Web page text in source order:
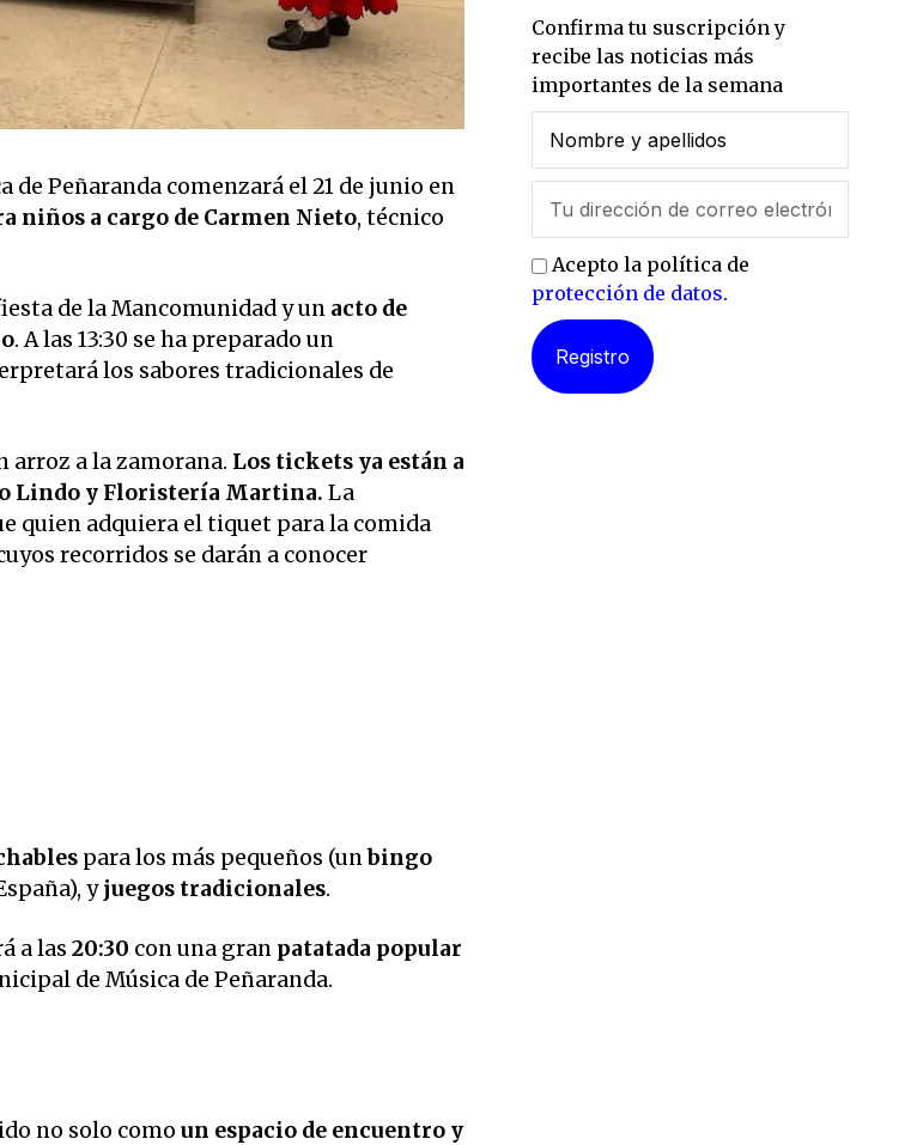
Peñaranda comenzará el 21 de junio en
niños a cargo de Carmen Nieto, técnico
de la Mancomunidad y un acto de
. A las 13:30 se ha preparado un
los sabores tradicionales de
arroz a la zamorana. Los tickets ya están a
Lindo y Floristería Martina. La
quien adquiera el tiquet para la comida
recorridos se darán a conocer
para los más pequeños (unbingo
yjuegos tradicionales.
a las 20:30 con una gran patatada popular
de Música de Peñaranda.
no solo como un espacio de encuentro y
Confirma tu suscripción y
recibe las noticias más
importantes de la semana
Acepto la política de
protección de datos.